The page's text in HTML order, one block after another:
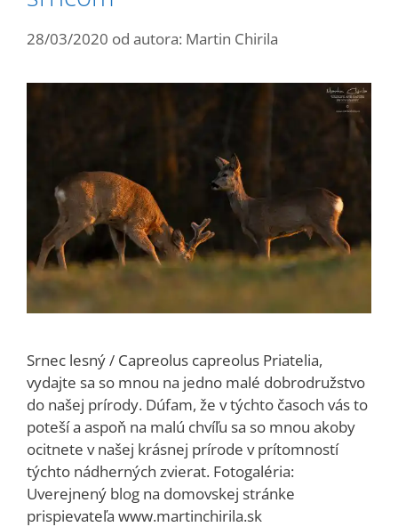
28/03/2020 od autora: Martin Chirila
Srnec lesný / Capreolus capreolus Priatelia,
vydajte sa so mnou na jedno malé dobrodružstvo
do našej prírody. Dúfam, že v týchto časoch vás to
poteší a aspoň na malú chvíľu sa so mnou akoby
ocitnete v našej krásnej prírode v prítomností
týchto nádherných zvierat. Fotogaléria:
Uverejnený blog na domovskej stránke
prispievateľa www.martinchirila.sk